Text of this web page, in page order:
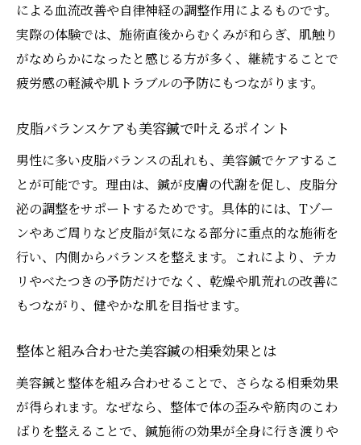
による血流改善や自律神経の調整作用によるものです。
実際の体験では、施術直後からむくみが和らぎ、肌触り
がなめらかになったと感じる方が多く、継続することで
疲労感の軽減や肌トラブルの予防にもつながります。
皮脂バランスケアも美容鍼で叶えるポイント
男性に多い皮脂バランスの乱れも、美容鍼でケアするこ
とが可能です。理由は、鍼が皮膚の代謝を促し、皮脂分
泌の調整をサポートするためです。具体的には、Tゾー
ンやあご周りなど皮脂が気になる部分に重点的な施術を
行い、内側からバランスを整えます。これにより、テカ
リやべたつきの予防だけでなく、乾燥や肌荒れの改善に
もつながり、健やかな肌を目指せます。
整体と組み合わせた美容鍼の相乗効果とは
美容鍼と整体を組み合わせることで、さらなる相乗効果
が得られます。なぜなら、整体で体の歪みや筋肉のこわ
ばりを整えることで、鍼施術の効果が全身に行き渡りや